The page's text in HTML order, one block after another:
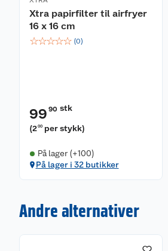
Xtra papirfilter til airfryer
16 x 16 cm
☆☆☆☆☆ (0)
99 90 stk
(200 per stykk)
På lager (+100)
På lager i 32 butikker
Andre alternativer